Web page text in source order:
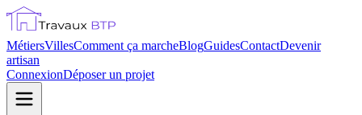
MétiersVillesComment ça marcheBlogGuidesContactDevenir
artisan
ConnexionDéposer un projet